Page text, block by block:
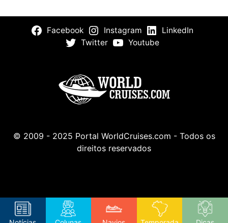
Facebook Instagram
LinkedIn
Twitter
Youtube
© 2009 - 2025 Portal WorldCruises.com - Todos os
direitos reservados